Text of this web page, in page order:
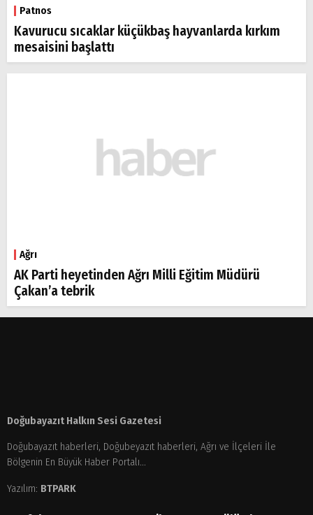
Patnos
Kavurucu sıcaklar küçükbaş hayvanlarda kırkım
mesaisini başlattı
Ağrı
AK Parti heyetinden Ağrı Milli Eğitim Müdürü
Çakan’a tebrik
Doğubayazıt Halkın Sesi Gazetesi
Doğubayazıt haberleri, Doğubeyazıt haberleri, Ağrı ve İlçeleri İle
Bölgenin En Büyük Haber Portalı...
Yazılım: BTPARK